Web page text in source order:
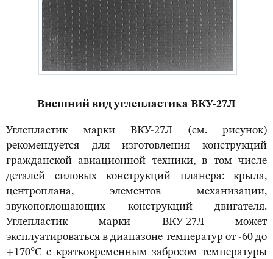
Внешний вид углепластика ВКУ-27Л
Углепластик марки ВКУ-27Л (см. рисунок)
рекомендуется для изготовления конструкций
гражданской авиационной техники, в том числе
деталей силовых конструкций планера: крыла,
центроплана, элементов механизации,
звукопоглощающих конструкций двигателя.
Углепластик марки ВКУ-27Л может
эксплуатироваться в диапазоне температур от -60 до
+170°С с кратковременным забросом температуры